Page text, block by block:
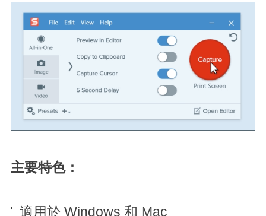
主要特色：
適用於 Windows 和 Mac